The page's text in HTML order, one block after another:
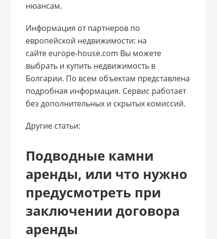
нюансам.
Информация от партнеров по
европейской недвижимости: на
сайте europe-house.com Вы можете
выбрать и купить недвижимость в
Болгарии. По всем объектам представлена
подробная информация. Сервис работает
без дополнительных и скрытых комиссий.
Другие статьи:
Подводные камни
аренды, или что нужно
предусмотреть при
заключении договора
аренды